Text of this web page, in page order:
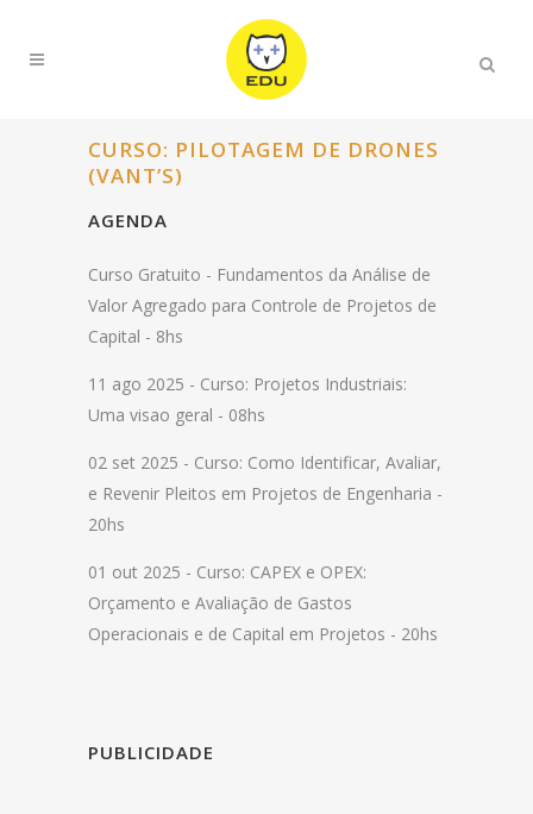
CURSO: PILOTAGEM DE DRONES
(VANT’S)
AGENDA
Curso Gratuito - Fundamentos da Análise de
Valor Agregado para Controle de Projetos de
Capital - 8hs
11 ago 2025 - Curso: Projetos Industriais:
Uma visao geral - 08hs
02 set 2025 - Curso: Como Identificar, Avaliar,
e Revenir Pleitos em Projetos de Engenharia -
20hs
01 out 2025 - Curso: CAPEX e OPEX:
Orçamento e Avaliação de Gastos
Operacionais e de Capital em Projetos - 20hs
PUBLICIDADE